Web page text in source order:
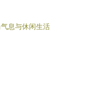
息与休闲生活